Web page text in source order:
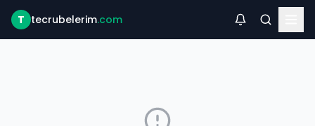
T tecrubelerim.com